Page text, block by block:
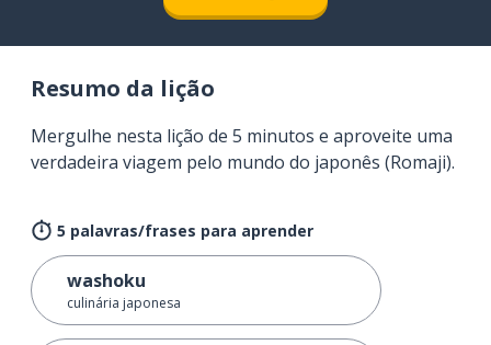
Resumo da lição
Mergulhe nesta lição de 5 minutos e aproveite uma
verdadeira viagem pelo mundo do japonês (Romaji).
5 palavras/frases para aprender
washoku
culinária japonesa